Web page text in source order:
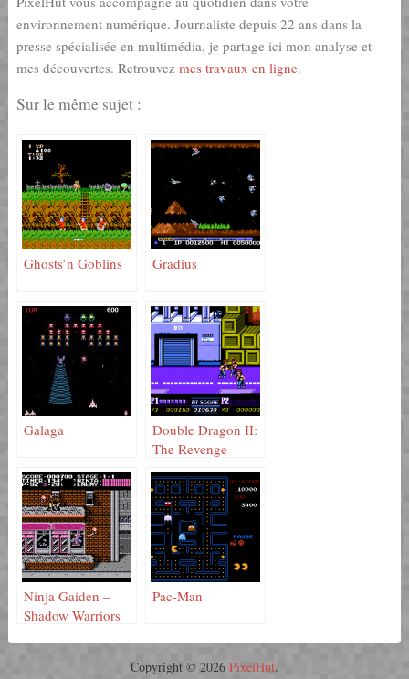
environnement numérique. Journaliste depuis 22 ans dans la
presse spécialisée en multimédia, je partage ici mon analyse et
mes découvertes. Retrouvez mes travaux en ligne.
Sur le même sujet :
Ghosts’n Goblins Gradius
Galaga
Double Dragon II:
The Revenge
Ninja Gaiden –
Shadow Warriors
Pac-Man
Copyright © 2026 PixelHut.